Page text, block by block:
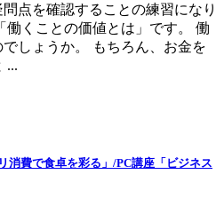
点を確認することの練習になり
働くことの価値とは」です。 働
しょうか。 もちろん、お金を
...
消費で食卓を彩る」/PC講座「ビジネス